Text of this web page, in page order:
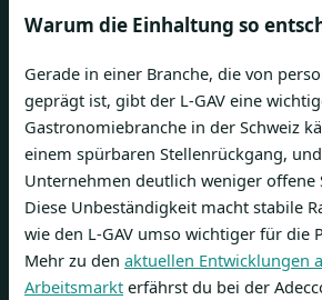
Warum die Einhaltung so
Gerade in einer Branche, die von
geprägt ist, gibt der L-GAV eine
Gastronomiebranche in der Schweiz
einem spürbaren Stellenrückgang,
Unternehmen deutlich weniger offene
Diese Unbeständigkeit macht stabile
wie den L-GAV umso wichtiger für die
Mehr zu den aktuellen Entwicklungen
Arbeitsmarkt erfährst du bei der